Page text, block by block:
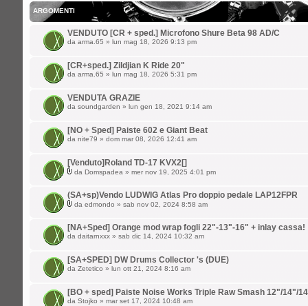
ARGOMENTI
VENDUTO [CR + sped.] Microfono Shure Beta 98 AD/C
da arma.65 » lun mag 18, 2026 9:13 pm
[CR+sped.] Zildjian K Ride 20"
da arma.65 » lun mag 18, 2026 5:31 pm
VENDUTA GRAZIE
da soundgarden » lun gen 18, 2021 9:14 am
[NO + Sped] Paiste 602 e Giant Beat
da nite79 » dom mar 08, 2026 12:41 am
[Venduto]Roland TD-17 KVX2[]
da Domspadea » mer nov 19, 2025 4:01 pm
(SA+sp)Vendo LUDWIG Atlas Pro doppio pedale LAP12FPR
da edmondo » sab nov 02, 2024 8:58 am
[NA+Sped] Orange mod wrap fogli 22"-13"-16" + inlay cassa!
da daitarnxxx » sab dic 14, 2024 10:32 am
[SA+SPED] DW Drums Collector 's (DUE)
da Zetetico » lun ott 21, 2024 8:16 am
[BO + sped] Paiste Noise Works Triple Raw Smash 12"/14"/
da Stojko » mar set 17, 2024 10:48 am